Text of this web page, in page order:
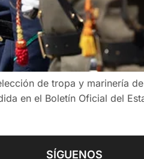
de tropa y marinería
en el Boletín Oficial del
SÍGUENOS